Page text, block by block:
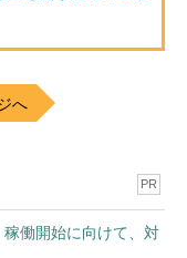
へ
PR
働開始に向けて、対